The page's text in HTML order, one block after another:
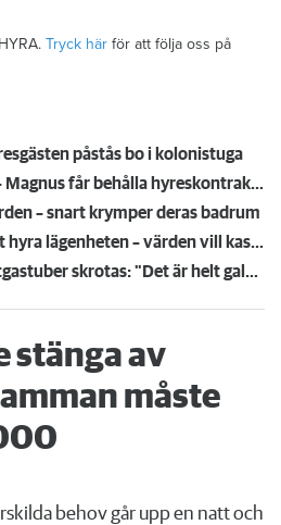
Tryck här för att följa oss på
påstås bo i kolonistuga
Barnens behov går först – Magnus får behålla hyreskontraktet
– snart krymper deras badrum
Barnen är inte skäl nog att hyra lägenheten – värden vill kasta ut Magnus
Miljoner upp i rök när lustgastuber skrotas: "Det är helt galet - de ligger överallt"
stänga av
måste
behov går upp en natt och